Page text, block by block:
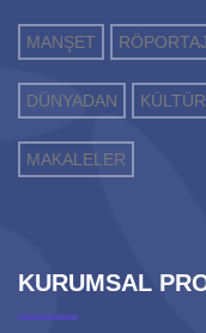
MANŞET
DÜNYADAN
MAKALELER
KURUMSAL